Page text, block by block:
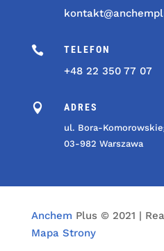
 TELEFON
+48 22 350 77 07
 ADRES
ul. Bora-
03-982 Warszawa
Anchem Plus © 2021 |
Mapa Strony